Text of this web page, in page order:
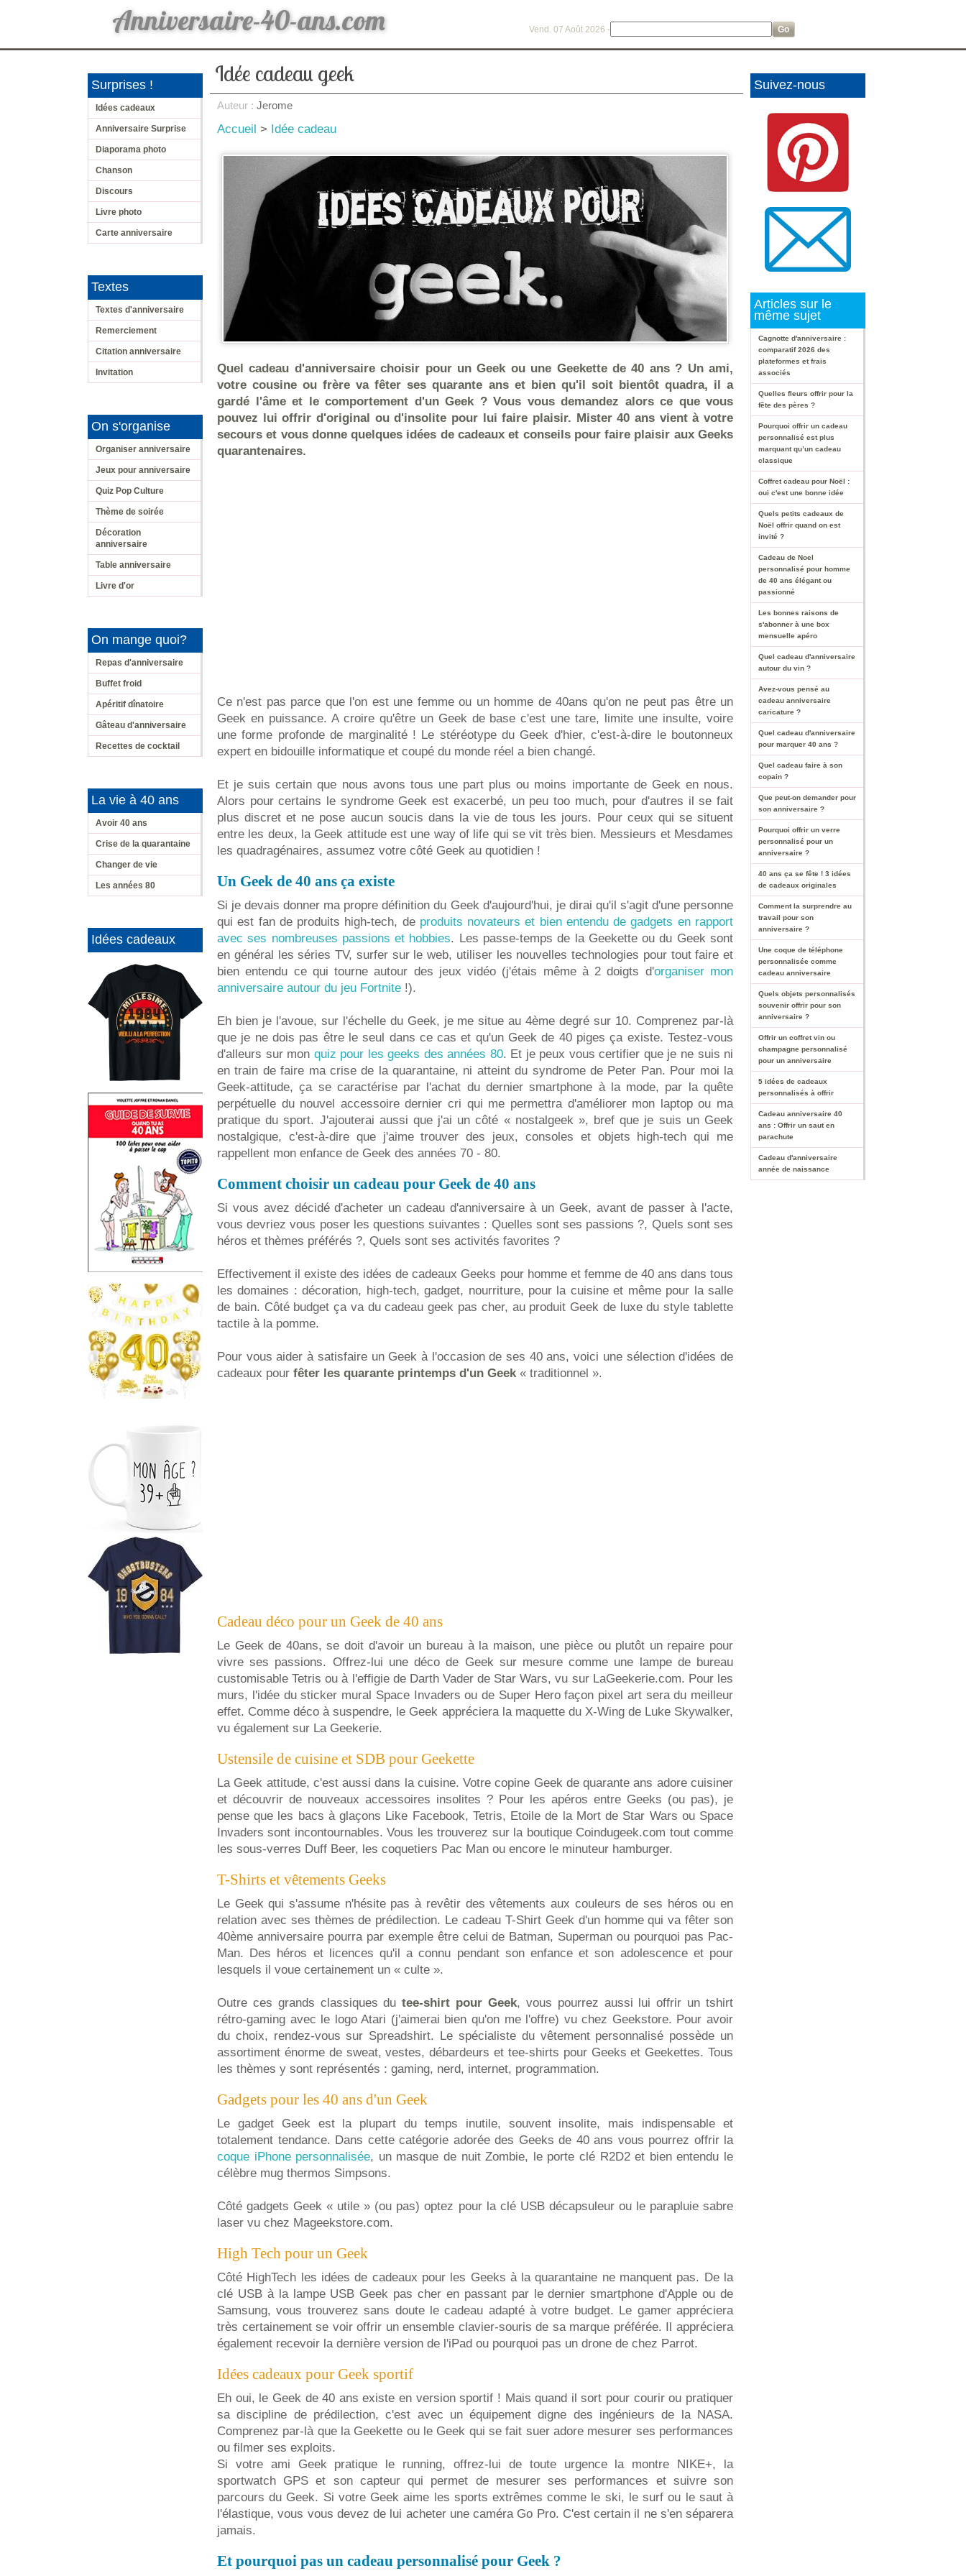
Anniversaire-40-ans.com Vend. 07 Août 2026 -
Surprises !
Idées cadeaux
Anniversaire Surprise
Diaporama photo
Chanson
Discours
Livre photo
Carte anniversaire
Textes
Textes d'anniversaire
Remerciement
Citation anniversaire
Invitation
On s'organise
Organiser anniversaire
Jeux pour anniversaire
Quiz Pop Culture
Thème de soirée
Décoration
anniversaire
Table anniversaire
Livre d'or
On mange quoi?
Repas d'anniversaire
Buffet froid
Apéritif dînatoire
Gâteau d'anniversaire
Recettes de cocktail
La vie à 40 ans
Avoir 40 ans
Crise de la quarantaine
Changer de vie
Les années 80
Idées cadeaux
Idée cadeau geek
Auteur : Jerome
Accueil > Idée cadeau
Quel cadeau d'anniversaire choisir pour un Geek ou une Geekette de 40 ans ? Un ami,
votre cousine ou frère va fêter ses quarante ans et bien qu'il soit bientôt quadra, il a
gardé l'âme et le comportement d'un Geek ? Vous vous demandez alors ce que vous
pouvez lui offrir d'original ou d'insolite pour lui faire plaisir. Mister 40 ans vient à votre
secours et vous donne quelques idées de cadeaux et conseils pour faire plaisir aux Geeks
quarantenaires.
Ce n'est pas parce que l'on est une femme ou un homme de 40ans qu'on ne peut pas être un
Geek en puissance. A croire qu'être un Geek de base c'est une tare, limite une insulte, voire
une forme profonde de marginalité ! Le stéréotype du Geek d'hier, c'est-à-dire le boutonneux
expert en bidouille informatique et coupé du monde réel a bien changé.
Et je suis certain que nous avons tous une part plus ou moins importante de Geek en nous.
Alors pour certains le syndrome Geek est exacerbé, un peu too much, pour d'autres il se fait
plus discret et ne pose aucun soucis dans la vie de tous les jours. Pour ceux qui se situent
entre les deux, la Geek attitude est une way of life qui se vit très bien. Messieurs et Mesdames
les quadragénaires, assumez votre côté Geek au quotidien !
Un Geek de 40 ans ça existe
Si je devais donner ma propre définition du Geek d'aujourd'hui, je dirai qu'il s'agit d'une personne
qui est fan de produits high-tech, de produits novateurs et bien entendu de gadgets en rapport
avec ses nombreuses passions et hobbies. Les passe-temps de la Geekette ou du Geek sont
en général les séries TV, surfer sur le web, utiliser les nouvelles technologies pour tout faire et
bien entendu ce qui tourne autour des jeux vidéo (j'étais même à 2 doigts d'organiser mon
anniversaire autour du jeu Fortnite !).
Eh bien je l'avoue, sur l'échelle du Geek, je me situe au 4ème degré sur 10. Comprenez par-là
que je ne dois pas être le seul dans ce cas et qu'un Geek de 40 piges ça existe. Testez-vous
d'alleurs sur mon quiz pour les geeks des années 80. Et je peux vous certifier que je ne suis ni
en train de faire ma crise de la quarantaine, ni atteint du syndrome de Peter Pan. Pour moi la
Geek-attitude, ça se caractérise par l'achat du dernier smartphone à la mode, par la quête
perpétuelle du nouvel accessoire dernier cri qui me permettra d'améliorer mon laptop ou ma
pratique du sport. J'ajouterai aussi que j'ai un côté « nostalgeek », bref que je suis un Geek
nostalgique, c'est-à-dire que j'aime trouver des jeux, consoles et objets high-tech qui me
rappellent mon enfance de Geek des années 70 - 80.
Comment choisir un cadeau pour Geek de 40 ans
Si vous avez décidé d'acheter un cadeau d'anniversaire à un Geek, avant de passer à l'acte,
vous devriez vous poser les questions suivantes : Quelles sont ses passions ?, Quels sont ses
héros et thèmes préférés ?, Quels sont ses activités favorites ?
Effectivement il existe des idées de cadeaux Geeks pour homme et femme de 40 ans dans tous
les domaines : décoration, high-tech, gadget, nourriture, pour la cuisine et même pour la salle
de bain. Côté budget ça va du cadeau geek pas cher, au produit Geek de luxe du style tablette
tactile à la pomme.
Pour vous aider à satisfaire un Geek à l'occasion de ses 40 ans, voici une sélection d'idées de
cadeaux pour fêter les quarante printemps d'un Geek« traditionnel ».
Cadeau déco pour un Geek de 40 ans
Le Geek de 40ans, se doit d'avoir un bureau à la maison, une pièce ou plutôt un repaire pour
vivre ses passions. Offrez-lui une déco de Geek sur mesure comme une lampe de bureau
customisable Tetris ou à l'effigie de Darth Vader de Star Wars, vu sur LaGeekerie.com. Pour les
murs, l'idée du sticker mural Space Invaders ou de Super Hero façon pixel art sera du meilleur
effet. Comme déco à suspendre, le Geek appréciera la maquette du X-Wing de Luke Skywalker,
vu également sur La Geekerie.
Ustensile de cuisine et SDB pour Geekette
La Geek attitude, c'est aussi dans la cuisine. Votre copine Geek de quarante ans adore cuisiner
et découvrir de nouveaux accessoires insolites ? Pour les apéros entre Geeks (ou pas), je
pense que les bacs à glaçons Like Facebook, Tetris, Etoile de la Mort de Star Wars ou Space
Invaders sont incontournables. Vous les trouverez sur la boutique Coindugeek.com tout comme
les sous-verres Duff Beer, les coquetiers Pac Man ou encore le minuteur hamburger.
T-Shirts et vêtements Geeks
Le Geek qui s'assume n'hésite pas à revêtir des vêtements aux couleurs de ses héros ou en
relation avec ses thèmes de prédilection. Le cadeau T-Shirt Geek d'un homme qui va fêter son
40ème anniversaire pourra par exemple être celui de Batman, Superman ou pourquoi pas Pac-
Man. Des héros et licences qu'il a connu pendant son enfance et son adolescence et pour
lesquels il voue certainement un « culte ».
Outre ces grands classiques dutee-shirt pour Geek, vous pourrez aussi lui offrir un tshirt
rétro-gaming avec le logo Atari (j'aimerai bien qu'on me l'offre) vu chez Geekstore. Pour avoir
du choix, rendez-vous sur Spreadshirt. Le spécialiste du vêtement personnalisé possède un
assortiment énorme de sweat, vestes, débardeurs et tee-shirts pour Geeks et Geekettes. Tous
les thèmes y sont représentés : gaming, nerd, internet, programmation.
Gadgets pour les 40 ans d'un Geek
Le gadget Geek est la plupart du temps inutile, souvent insolite, mais indispensable et
totalement tendance. Dans cette catégorie adorée des Geeks de 40 ans vous pourrez offrir la
coque iPhone personnalisée, un masque de nuit Zombie, le porte clé R2D2 et bien entendu le
célèbre mug thermos Simpsons.
Côté gadgets Geek « utile » (ou pas) optez pour la clé USB décapsuleur ou le parapluie sabre
laser vu chez Mageekstore.com.
High Tech pour un Geek
Côté HighTech les idées de cadeaux pour les Geeks à la quarantaine ne manquent pas. De la
clé USB à la lampe USB Geek pas cher en passant par le dernier smartphone d'Apple ou de
Samsung, vous trouverez sans doute le cadeau adapté à votre budget. Le gamer appréciera
très certainement se voir offrir un ensemble clavier-souris de sa marque préférée. Il appréciera
également recevoir la dernière version de l'iPad ou pourquoi pas un drone de chez Parrot.
Idées cadeaux pour Geek sportif
Eh oui, le Geek de 40 ans existe en version sportif ! Mais quand il sort pour courir ou pratiquer
sa discipline de prédilection, c'est avec un équipement digne des ingénieurs de la NASA.
Comprenez par-là que la Geekette ou le Geek qui se fait suer adore mesurer ses performances
ou filmer ses exploits.
Si votre ami Geek pratique le running, offrez-lui de toute urgence la montre NIKE+, la
sportwatch GPS et son capteur qui permet de mesurer ses performances et suivre son
parcours du Geek. Si votre Geek aime les sports extrêmes comme le ski, le surf ou le saut à
l'élastique, vous vous devez de lui acheter une caméra Go Pro. C'est certain il ne s'en séparera
jamais.
Et pourquoi pas un cadeau personnalisé pour Geek ?
Suivez-nous
Articles sur le
même sujet
Cagnotte d'anniversaire :
comparatif 2026 des
plateformes et frais
associés
Quelles fleurs offrir pour la
fête des pères ?
Pourquoi offrir un cadeau
personnalisé est plus
marquant qu’un cadeau
classique
Coffret cadeau pour Noël :
oui c'est une bonne idée
Quels petits cadeaux de
Noël offrir quand on est
invité ?
Cadeau de Noel
personnalisé pour homme
de 40 ans élégant ou
passionné
Les bonnes raisons de
s'abonner à une box
mensuelle apéro
Quel cadeau d'anniversaire
autour du vin ?
Avez-vous pensé au
cadeau anniversaire
caricature ?
Quel cadeau d'anniversaire
pour marquer 40 ans ?
Quel cadeau faire à son
copain ?
Que peut-on demander pour
son anniversaire ?
Pourquoi offrir un verre
personnalisé pour un
anniversaire ?
40 ans ça se fête ! 3 idées
de cadeaux originales
Comment la surprendre au
travail pour son
anniversaire ?
Une coque de téléphone
personnalisée comme
cadeau anniversaire
Quels objets personnalisés
souvenir offrir pour son
anniversaire ?
Offrir un coffret vin ou
champagne personnalisé
pour un anniversaire
5 idées de cadeaux
personnalisés à offrir
Cadeau anniversaire 40
ans : Offrir un saut en
parachute
Cadeau d'anniversaire
année de naissance